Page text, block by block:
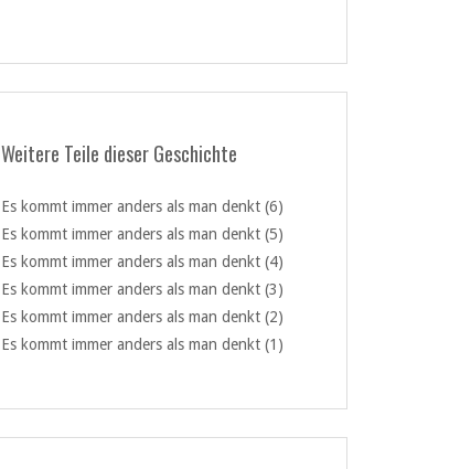
Weitere Teile dieser Geschichte
Es kommt immer anders als man denkt (6)
Es kommt immer anders als man denkt (5)
Es kommt immer anders als man denkt (4)
Es kommt immer anders als man denkt (3)
Es kommt immer anders als man denkt (2)
Es kommt immer anders als man denkt (1)